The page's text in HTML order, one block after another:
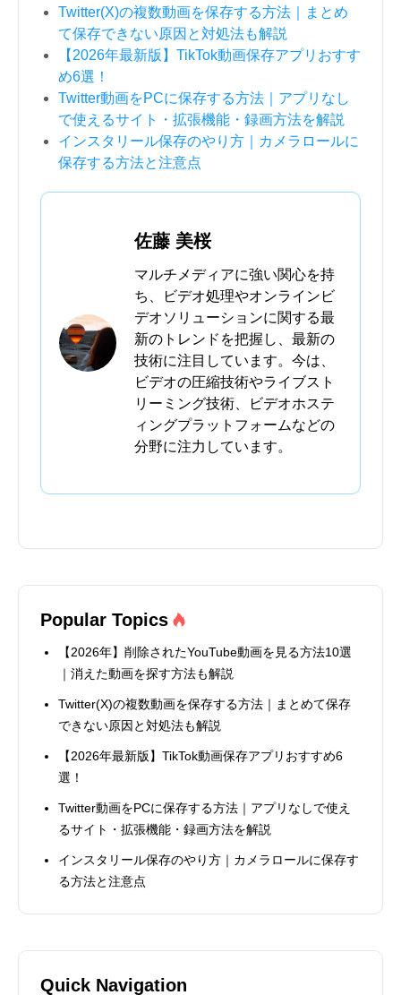
Twitter(X)の複数動画を保存する方法｜まとめ
て保存できない原因と対処法も解説
【2026年最新版】TikTok動画保存アプリおすす
め6選！
Twitter動画をPCに保存する方法｜アプリなし
で使えるサイト・拡張機能・録画方法を解説
インスタリール保存のやり方｜カメラロールに
保存する方法と注意点
佐藤 美桜
マルチメディアに強い関心を持
ち、ビデオ処理やオンラインビ
デオソリューションに関する最
新のトレンドを把握し、最新の
技術に注目しています。今は、
ビデオの圧縮技術やライブスト
リーミング技術、ビデオホステ
ィングプラットフォームなどの
分野に注力しています。
Popular Topics
【2026年】削除されたYouTube動画を見る方法10選
｜消えた動画を探す方法も解説
Twitter(X)の複数動画を保存する方法｜まとめて保存
できない原因と対処法も解説
【2026年最新版】TikTok動画保存アプリおすすめ6
選！
Twitter動画をPCに保存する方法｜アプリなしで使え
るサイト・拡張機能・録画方法を解説
インスタリール保存のやり方｜カメラロールに保存す
る方法と注意点
Quick Navigation